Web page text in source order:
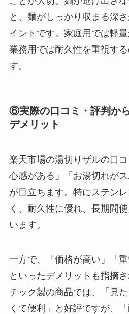
と、麺がしっかり収まる深
イントです。家庭用では軽量
業務用では耐久性を重視す
す。
⑥実際の口コミ・評判か
デメリット
楽天市場の湯切りザルの口
心感がある」「お湯切れが
が目立ちます。特にステン
く、耐久性に優れ、長期間
います。
一方で、「価格が高い」「重
といったデメリットも指摘
チック製の商品では、「見
くて便利」と好評ですが、